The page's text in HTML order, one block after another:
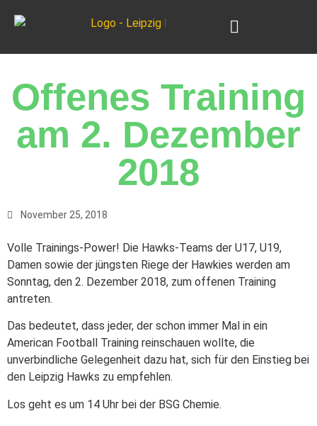
Offenes Training
am 2. Dezember
2018
November 25, 2018
Volle Trainings-Power! Die Hawks-Teams der U17, U19,
Damen sowie der jüngsten Riege der Hawkies werden am
Sonntag, den 2. Dezember 2018, zum offenen Training
antreten.
Das bedeutet, dass jeder, der schon immer Mal in ein
American Football Training reinschauen wollte, die
unverbindliche Gelegenheit dazu hat, sich für den Einstieg bei
den Leipzig Hawks zu empfehlen.
Los geht es um 14 Uhr bei der BSG Chemie.